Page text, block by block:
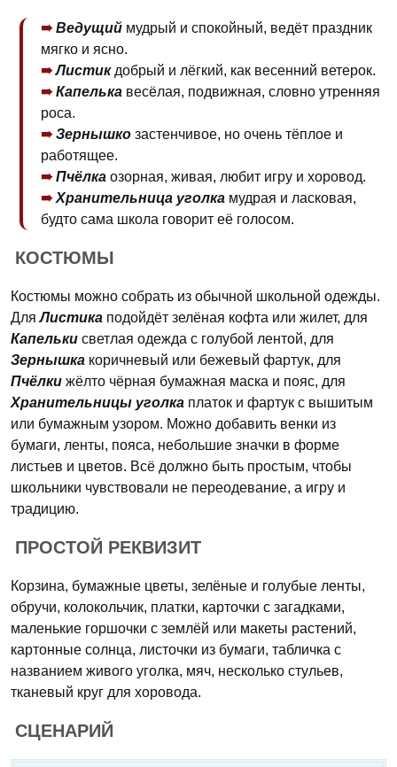
Ведущий мудрый и спокойный, ведёт праздник
мягко и ясно.
Листикдобрый и лёгкий, как весенний ветерок.
Капелька весёлая, подвижная, словно утренняя
роса.
Зернышко застенчивое, но очень тёплое и
работящее.
Пчёлка озорная, живая, любит игру и хоровод.
Хранительница уголка мудрая и ласковая,
будто сама школа говорит её голосом.
КОСТЮМЫ
Костюмы можно собрать из обычной школьной одежды.
ДляЛистика подойдёт зелёная кофта или жилет, для
Капельки светлая одежда с голубой лентой, для
Зернышка коричневый или бежевый фартук, для
Пчёлки жёлто чёрная бумажная маска и пояс, для
Хранительницы уголка платок и фартук с вышитым
или бумажным узором. Можно добавить венки из
бумаги, ленты, пояса, небольшие значки в форме
листьев и цветов. Всё должно быть простым, чтобы
школьники чувствовали не переодевание, а игру и
традицию.
ПРОСТОЙ РЕКВИЗИТ
Корзина, бумажные цветы, зелёные и голубые ленты,
обручи, колокольчик, платки, карточки с загадками,
маленькие горшочки с землёй или макеты растений,
картонные солнца, листочки из бумаги, табличка с
названием живого уголка, мяч, несколько стульев,
тканевый круг для хоровода.
СЦЕНАРИЙ